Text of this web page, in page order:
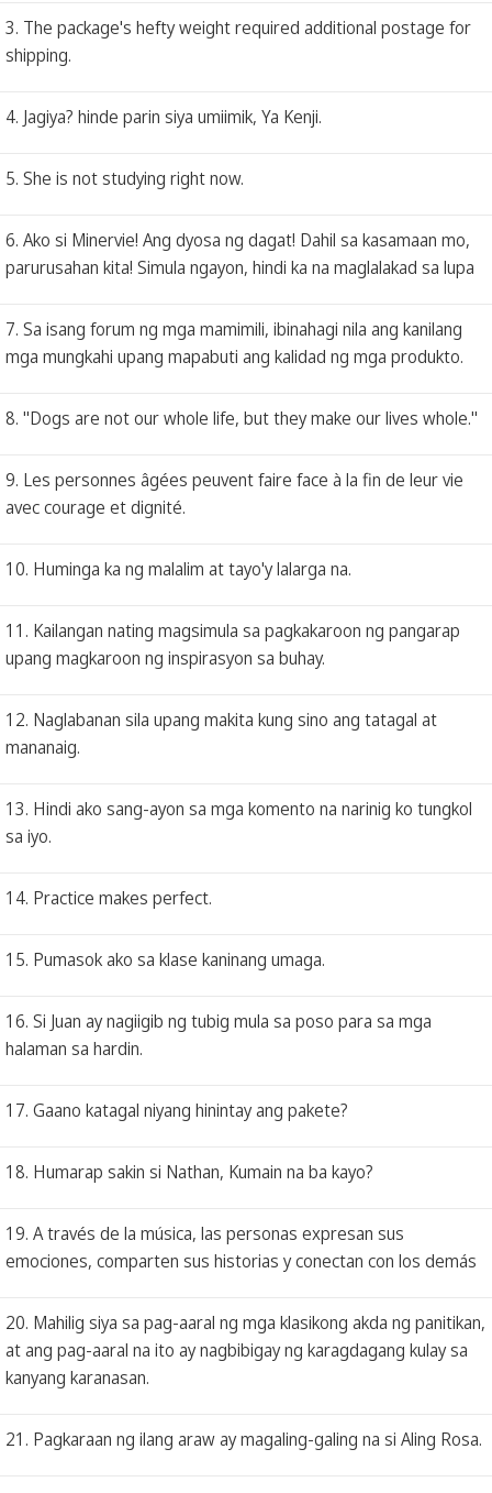
3. The package's hefty weight required additional postage for
shipping.
4. Jagiya? hinde parin siya umiimik, Ya Kenji.
5. She is not studying right now.
6. Ako si Minervie! Ang dyosa ng dagat! Dahil sa kasamaan mo,
parurusahan kita! Simula ngayon, hindi ka na maglalakad sa lupa
7. Sa isang forum ng mga mamimili, ibinahagi nila ang kanilang
mga mungkahi upang mapabuti ang kalidad ng mga produkto.
8. "Dogs are not our whole life, but they make our lives whole."
9. Les personnes âgées peuvent faire face à la fin de leur vie
avec courage et dignité.
10. Huminga ka ng malalim at tayo'y lalarga na.
11. Kailangan nating magsimula sa pagkakaroon ng pangarap
upang magkaroon ng inspirasyon sa buhay.
12. Naglabanan sila upang makita kung sino ang tatagal at
mananaig.
13. Hindi ako sang-ayon sa mga komento na narinig ko tungkol
sa iyo.
14. Practice makes perfect.
15. Pumasok ako sa klase kaninang umaga.
16. Si Juan ay nagiigib ng tubig mula sa poso para sa mga
halaman sa hardin.
17. Gaano katagal niyang hinintay ang pakete?
18. Humarap sakin si Nathan, Kumain na ba kayo?
19. A través de la música, las personas expresan sus
emociones, comparten sus historias y conectan con los demás
20. Mahilig siya sa pag-aaral ng mga klasikong akda ng panitikan,
at ang pag-aaral na ito ay nagbibigay ng karagdagang kulay sa
kanyang karanasan.
21. Pagkaraan ng ilang araw ay magaling-galing na si Aling Rosa.